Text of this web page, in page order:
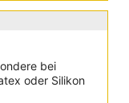
bei
oder Silikon